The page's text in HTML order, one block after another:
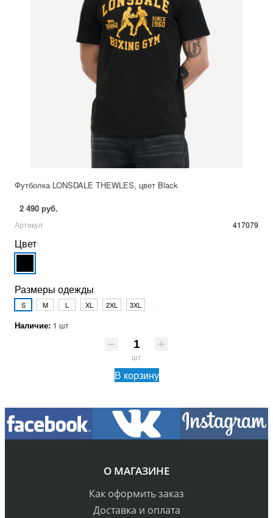
Футболка LONSDALE THEWLES, цвет Black
2 490 руб.
Артикул 417079
Цвет
Размеры одежды
S M L XL 2XL 3XL
Наличие: 1 шт
шт
В корзину
О МАГАЗИНЕ
Как оформить заказ
Доставка и оплата